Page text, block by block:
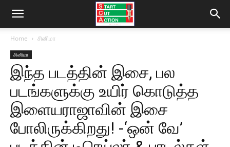
Home சினிமா
சினிமா
இந்த படத்தின் இசை, பல
படங்களுக்கு உயிர் கொடுத்த
இளையராஜாவின் இசை
போலிருக்கிறது! -‘ஒன் வே’